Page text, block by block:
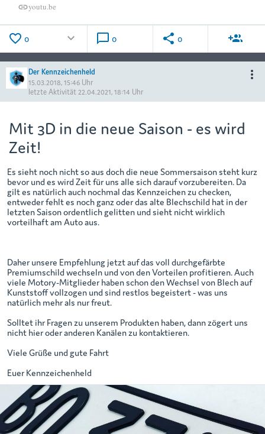
linkyoutu.be
favorite_border 0 keyboard_arrow_down chat_bubble_outline 0 share 0 group_add
more_vert
Der Kennzeichenheld
15.03.2018, 15:46 Uhr
letzte Aktivität 22.04.2021, 18:14 Uhr
Mit 3D in die neue Saison - es wird
Zeit!
Es sieht noch nicht so aus doch die neue Sommersaison steht kurz
bevor und es wird Zeit für uns alle sich darauf vorzubereiten. Da
gilt es natürlich auch nochmal das Kennzeichen zu checken,
entweder fehlt es noch ganz oder das alte Blechschild hat in der
letzten Saison ordentlich gelitten und sieht nicht wirklich
vorteilhaft am Auto aus.
Daher unsere Empfehlung jetzt auf das voll durchgefärbte
Premiumschild wechseln und von den Vorteilen profitieren. Auch
viele Motory-Mitglieder haben schon den Wechsel von Blech auf
Kunststoff vollzogen und sind restlos begeistert - was uns
natürlich mehr als nur freut.
Solltet ihr Fragen zu unserem Produkten haben, dann zögert uns
nicht hier oder anderen Kanälen zu kontaktieren.
Viele Grüße und gute Fahrt
Euer Kennzeichenheld